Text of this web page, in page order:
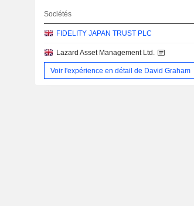
Sociétés
FIDELITY JAPAN TRUST PLC
Lazard Asset Management Ltd.
Voir l'expérience en détail de David Graham